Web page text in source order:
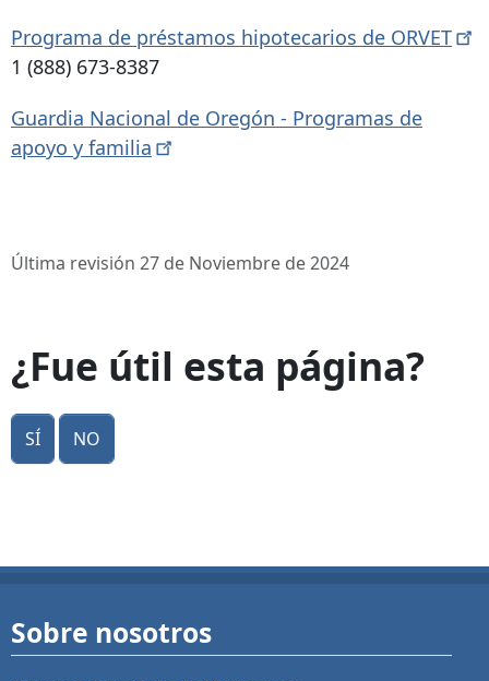
Programa de préstamos hipotecarios de ORVET
1 (888) 673-8387
Guardia Nacional de Oregón - Programas de
apoyo y familia
Última revisión 27 de Noviembre de 2024
¿Fue útil esta página?
Sí No
Sobre nosotros